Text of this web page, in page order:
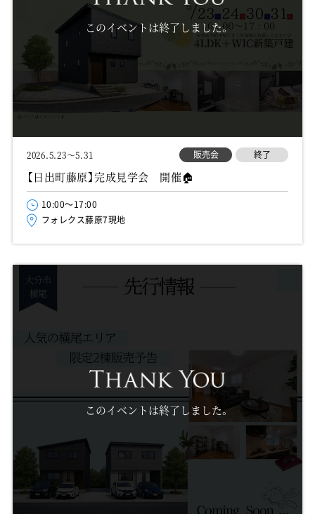
このイベントは終了しました。
2026.5.23～5.31 販売会 終了
【日出町藤原】完成見学会 開催🏠
10:00～17:00
フォレクス藤原7現地
このイベントは終了しました。